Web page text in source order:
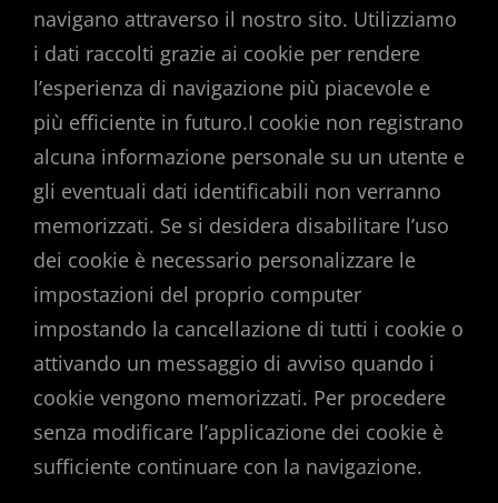
navigano attraverso il nostro sito. Utilizziamo
i dati raccolti grazie ai cookie per rendere
l’esperienza di navigazione più piacevole e
più efficiente in futuro.I cookie non registrano
alcuna informazione personale su un utente e
gli eventuali dati identificabili non verranno
memorizzati. Se si desidera disabilitare l’uso
dei cookie è necessario personalizzare le
impostazioni del proprio computer
impostando la cancellazione di tutti i cookie o
attivando un messaggio di avviso quando i
cookie vengono memorizzati. Per procedere
senza modificare l’applicazione dei cookie è
sufficiente continuare con la navigazione.